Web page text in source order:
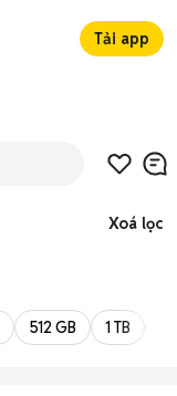
Tải app
Xoá lọc
512 GB 1 TB